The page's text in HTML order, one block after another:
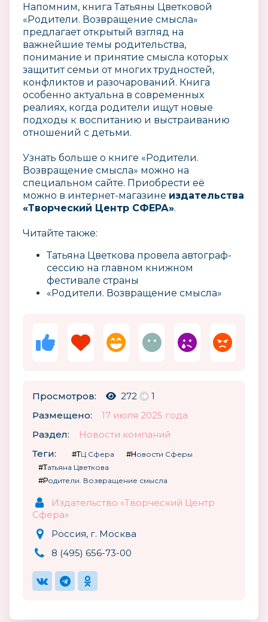
Напомним, книга Татьяны Цветковой
«Родители. Возвращение смысла»
предлагает открытый взгляд на
важнейшие темы родительства,
понимание и принятие смысла которых
защитит семьи от многих трудностей,
конфликтов и разочарований. Книга
особенно актуальна в современных
реалиях, когда родители ищут новые
подходы к воспитанию и выстраиванию
отношений с детьми.
Узнать больше о книге «Родители.
Возвращение смысла» можно на
специальном сайте. Приобрести её
можно в интернет-магазине издательства
«Творческий Центр СФЕРА».
Читайте также:
Татьяна Цветкова провела автограф-
сессию на главном книжном
фестивале страны
«Родители. Возвращение смысла»
Просмотров: 272
1
Размещено:
17 июля 2025 года
Раздел:
Новости компаний
Теги:
#ТЦ Сфера
#Новости Сферы
#Татьяна Цветкова
#Родители. Возвращение смысла
Издательство «Творческий Центр
Сфера»
Россия, г. Москва
8 (495) 656-73-00